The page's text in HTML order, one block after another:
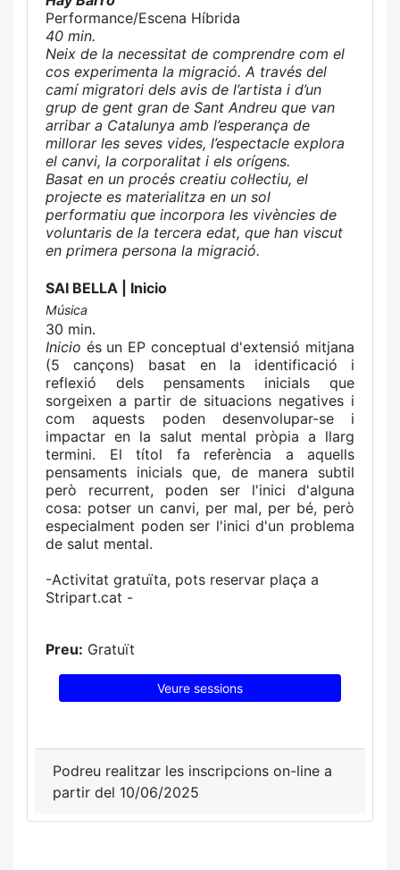
Performance/Escena Híbrida
40 min.
Neix de la necessitat de comprendre com el
cos experimenta la migració. A través del
camí migratori dels avis de l’artista i d’un
grup de gent gran de Sant Andreu que van
arribar a Catalunya amb l’esperança de
millorar les seves vides, l’espectacle explora
el canvi, la corporalitat i els orígens.
Basat en un procés creatiu col·lectiu, el
projecte es materialitza en un sol
performatiu que incorpora les vivències de
voluntaris de la tercera edat, que han viscut
en primera persona la migració.
SAI BELLA | Inicio
Música
30 min.
Inicio és un EP conceptual d'extensió mitjana
(5 cançons) basat en la identificació i
reflexió dels pensaments inicials que
sorgeixen a partir de situacions negatives i
com aquests poden desenvolupar-se i
impactar en la salut mental pròpia a llarg
termini. El títol fa referència a aquells
pensaments inicials que, de manera subtil
però recurrent, poden ser l'inici d'alguna
cosa: potser un canvi, per mal, per bé, però
especialment poden ser l'inici d'un problema
de salut mental.
-Activitat gratuïta, pots reservar plaça a
Stripart.cat -
Preu: Gratuït
Veure sessions
Podreu realitzar les inscripcions on-line a
partir del 10/06/2025